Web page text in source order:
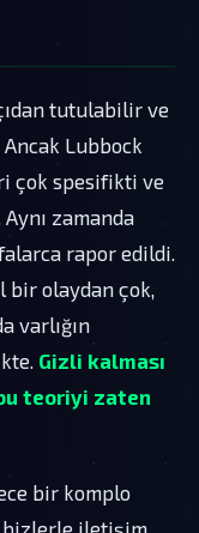
tutulabilir ve
Lubbock
çok spesifikti ve
zamanda
rapor edildi.
bir olaydan çok,
varlığın
Gizli kalması
teoriyi zaten
bir komplo
bizlerle iletişim